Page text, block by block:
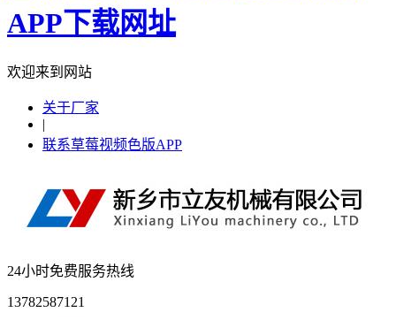
APP下载网址
欢迎来到网站
关于厂家
|
联系草莓视频色版APP
24小时免费服务热线
13782587121